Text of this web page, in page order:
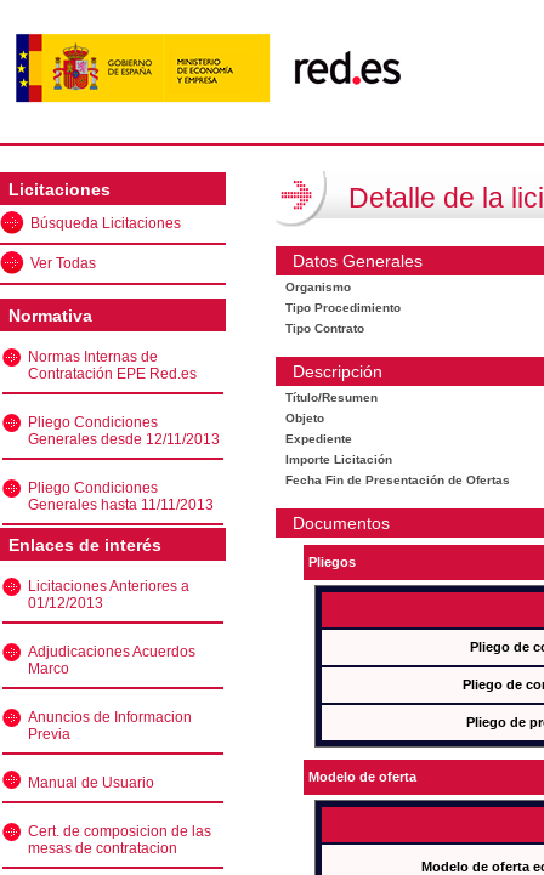
Licitaciones
Búsqueda Licitaciones
Ver Todas
Normativa
Normas Internas de
Contratación EPE Red.es
Pliego Condiciones
Generales desde 12/11/2013
Pliego Condiciones
Generales hasta 11/11/2013
Enlaces de interés
Licitaciones Anteriores a
01/12/2013
Adjudicaciones Acuerdos
Marco
Anuncios de Informacion
Previa
Manual de Usuario
Cert. de composicion de las
mesas de contratacion
Detalle de la
Datos Generales
Organismo
Tipo Procedimiento
Tipo Contrato
Descripción
Título/Resumen
Objeto
Expediente
Importe Licitación
Fecha Fin de Presentación de Ofertas
Documentos
Pliegos
Pliego de
Pliego de
Pliego de
Modelo de oferta
Modelo de oferta